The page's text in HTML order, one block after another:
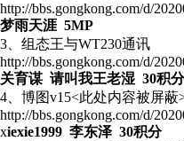
http://bbs.gongkong.com/d/
梦雨天涯 5MP
3、组态王与WT230通讯
http://bbs.gongkong.com/d/
关育谋 请叫我王老湿 30积分
4、博图v15<此处内容被屏蔽
http://bbs.gongkong.com/d/
xiexie1999 李东泽 30积分